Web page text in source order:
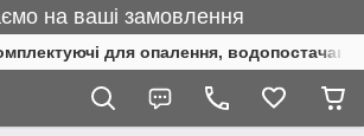
на ваші замовлення
для опалення, водопостачання